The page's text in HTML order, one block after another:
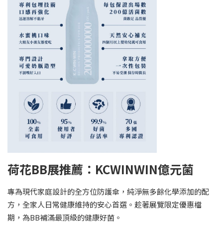
荷花BB展推薦：KCWINWIN億元菌
專為現代家庭設計的全方位防護傘，純淨無多餘化學添加的配
方，全家人日常健康維持的安心首選。趁著展覽限定優惠檔
期，為BB補滿最頂級的健康好菌。